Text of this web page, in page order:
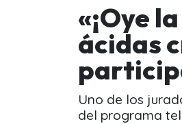
«¡Oye
ácidas
Uno de los
del programa